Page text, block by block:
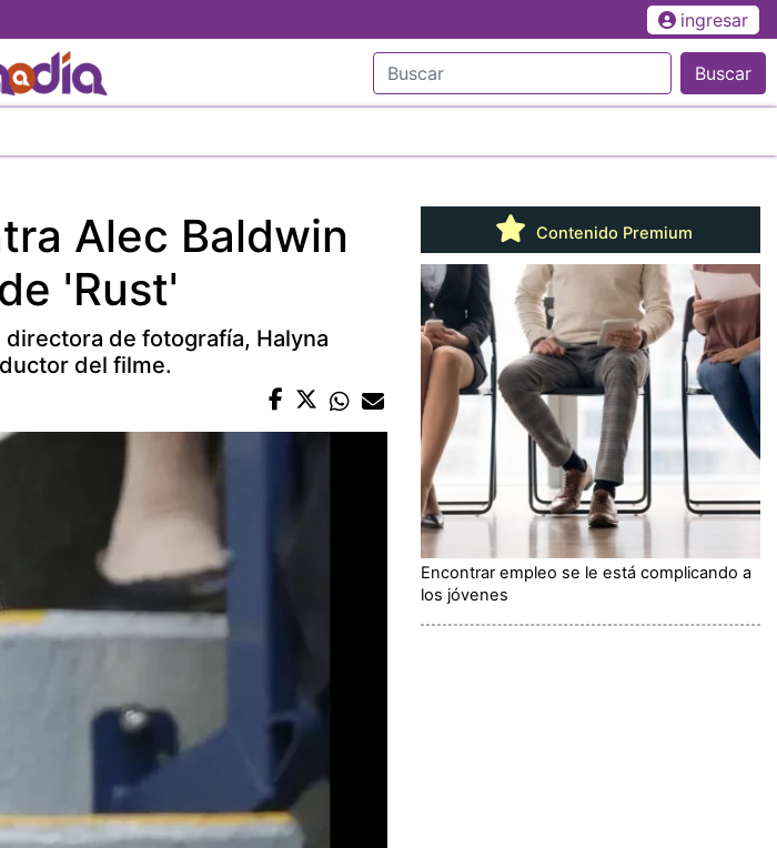
al
contenido
principal
ingresar
Buscar
Alec Baldwin
'Rust'
de fotografía, Halyna
del filme.
Contenido Premium
Encontrar empleo se le está complicando a
los jóvenes